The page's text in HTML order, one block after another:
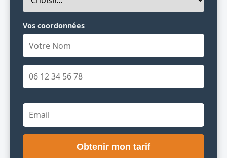
Vos coordonnées
Obtenir mon tarif